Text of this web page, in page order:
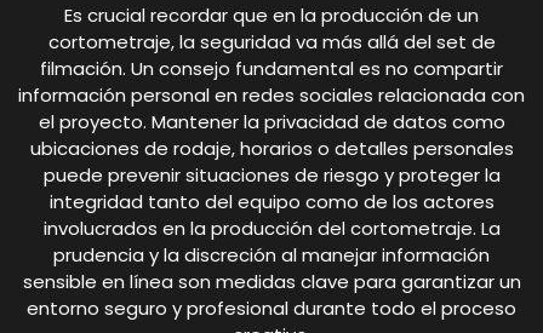
Es crucial recordar que en la producción de un
cortometraje, la seguridad va más allá del set de
filmación. Un consejo fundamental es no compartir
información personal en redes sociales relacionada con
el proyecto. Mantener la privacidad de datos como
ubicaciones de rodaje, horarios o detalles personales
puede prevenir situaciones de riesgo y proteger la
integridad tanto del equipo como de los actores
involucrados en la producción del cortometraje. La
prudencia y la discreción al manejar información
sensible en línea son medidas clave para garantizar un
entorno seguro y profesional durante todo el proceso